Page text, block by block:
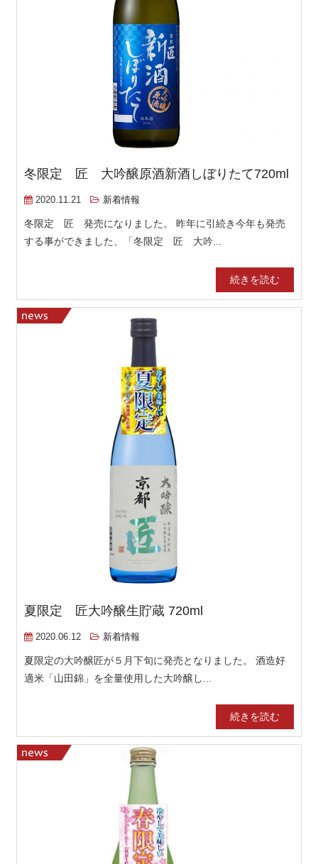
冬限定 匠 大吟醸原酒新酒しぼりたて720ml
2020.11.21 新着情報
冬限定 匠 発売になりました。 昨年に引続き今年も発売
する事ができました、「冬限定 匠 大吟...
続きを読む
夏限定 匠大吟醸生貯蔵 720ml
2020.06.12 新着情報
夏限定の大吟醸匠が５月下旬に発売となりました。 酒造好
適米「山田錦」を全量使用した大吟醸し...
続きを読む